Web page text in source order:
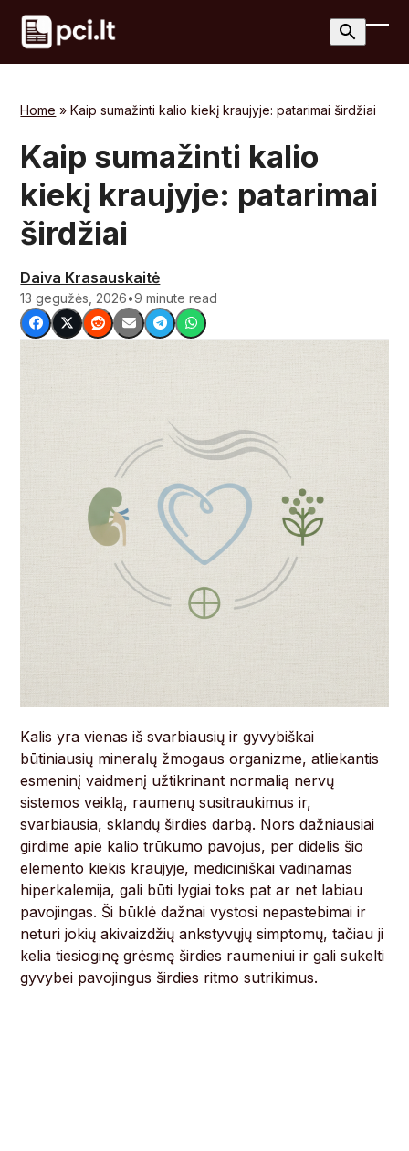
Skip
content
Home »Kaip sumažinti kalio kiekį kraujyje: patarimai širdžiai
Kaip sumažinti kalio
kiekį kraujyje: patarimai
širdžiai
Daiva Krasauskaitė
13 gegužės, 2026•9 minute read
Kalis yra vienas iš svarbiausių ir gyvybiškai
būtiniausių mineralų žmogaus organizme, atliekantis
esmeninį vaidmenį užtikrinant normalią nervų
sistemos veiklą, raumenų susitraukimus ir,
svarbiausia, sklandų širdies darbą. Nors dažniausiai
girdime apie kalio trūkumo pavojus, per didelis šio
elemento kiekis kraujyje, mediciniškai vadinamas
hiperkalemija, gali būti lygiai toks pat ar net labiau
pavojingas. Ši būklė dažnai vystosi nepastebimai ir
neturi jokių akivaizdžių ankstyvųjų simptomų, tačiau ji
kelia tiesioginę grėsmę širdies raumeniui ir gali sukelti
gyvybei pavojingus širdies ritmo sutrikimus.